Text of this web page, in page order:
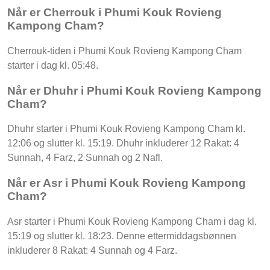
Når er Cherrouk i Phumi Kouk Rovieng
Kampong Cham?
Cherrouk-tiden i Phumi Kouk Rovieng Kampong Cham
starter i dag kl. 05:48.
Når er Dhuhr i Phumi Kouk Rovieng Kampong
Cham?
Dhuhr starter i Phumi Kouk Rovieng Kampong Cham kl.
12:06 og slutter kl. 15:19. Dhuhr inkluderer 12 Rakat: 4
Sunnah, 4 Farz, 2 Sunnah og 2 Nafl.
Når er Asr i Phumi Kouk Rovieng Kampong
Cham?
Asr starter i Phumi Kouk Rovieng Kampong Cham i dag kl.
15:19 og slutter kl. 18:23. Denne ettermiddagsbønnen
inkluderer 8 Rakat: 4 Sunnah og 4 Farz.